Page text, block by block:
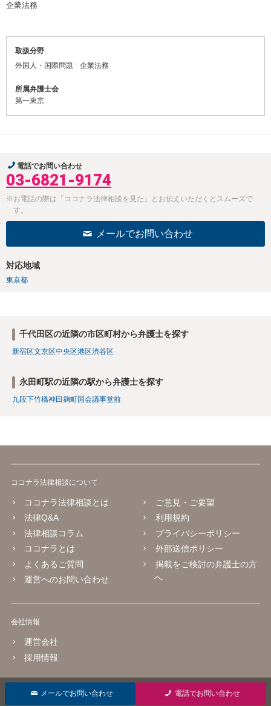
企業法務
取扱分野
外国人・国際問題
企業法務
所属弁護士会
第一東京
電話でお問い合わせ
03-6821-9174
※お電話の際は「ココナラ法律相談を見た」とお伝えいただくとスムーズで
す。
メールでお問い合わせ
対応地域
東京都
千代田区の近隣の市区町村から弁護士を探す
新宿区文京区中央区港区渋谷区
永田町駅の近隣の駅から弁護士を探す
九段下竹橋神田麹町国会議事堂前
メールでお問い合わせ 電話でお問い合わせ
ココナラ法律相談について
ココナラ法律相談とは
法律Q&A
法律相談コラム
ココナラとは
よくあるご質問
運営へのお問い合わせ
ご意見・ご要望
利用規約
プライバシーポリシー
外部送信ポリシー
掲載をご検討の弁護士の方
へ
会社情報
運営会社
採用情報